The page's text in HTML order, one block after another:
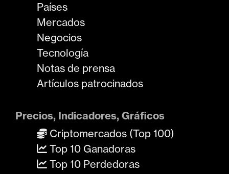
Países
Mercados
Negocios
Tecnología
Notas de prensa
Artículos patrocinados
Precios, Indicadores, Gráficos
Criptomercados (Top 100)
Top 10 Ganadoras
Top 10 Perdedoras